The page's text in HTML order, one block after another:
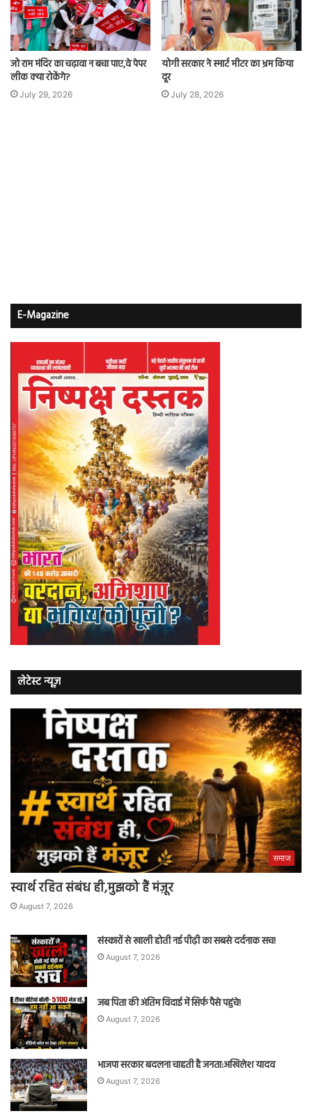
जो राम मंदिर का चढ़ावा न बचा पाए,वे पेपर
लीक क्या रोकेंगे?
July 29, 2026
योगी सरकार ने स्मार्ट मीटर का भ्रम किया
दूर
July 28, 2026
E-Magazine
लेटेस्ट न्यूज़
समाज
स्वार्थ रहित संबंध ही,मुझको हैं मंज़ूर
August 7, 2026
संस्कारों से खाली होती नई पीढ़ी का सबसे दर्दनाक सच!
August 7, 2026
जब पिता की अंतिम विदाई में सिर्फ पैसे पहुंचे!
August 7, 2026
भाजपा सरकार बदलना चाहती है जनता:अखिलेश यादव
August 7, 2026